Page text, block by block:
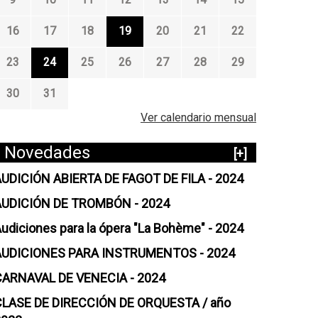
16 17 18 19 20 21 22
23 24 25 26 27 28 29
30
31
Ver calendario mensual
Novedades
[+]
ABIERTA DE FAGOT DE FILA - 2024
DE TROMBÓN - 2024
para la ópera "La Bohème" - 2024
PARA INSTRUMENTOS - 2024
DE VENECIA - 2024
DE DIRECCIÓN DE ORQUESTA / año